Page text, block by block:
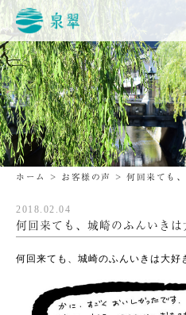
ホーム > お客様の声 > 何回来ても
2018.02.04
何回来ても、城崎のふんいきは
何回来ても、城崎のふんいきは大好